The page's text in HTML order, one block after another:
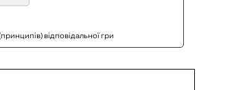
відповідальної гри